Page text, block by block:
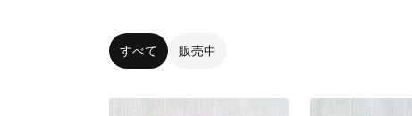
すべて 販売中